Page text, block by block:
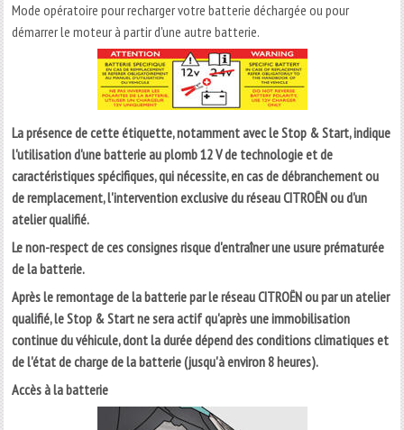
Mode opératoire pour recharger votre batterie déchargée ou pour
démarrer le moteur à partir d'une autre batterie.
La présence de cette étiquette, notamment avec le Stop & Start, indique
l'utilisation d'une batterie au plomb 12 V de technologie et de
caractéristiques spécifiques, qui nécessite, en cas de débranchement ou
de remplacement, l'intervention exclusive du réseau CITROËN ou d'un
atelier qualifié.
Le non-respect de ces consignes risque d'entraîner une usure prématurée
de la batterie.
Après le remontage de la batterie par le réseau CITROËN ou par un atelier
qualifié, le Stop & Start ne sera actif qu'après une immobilisation
continue du véhicule, dont la durée dépend des conditions climatiques et
de l'état de charge de la batterie (jusqu'à environ 8 heures).
Accès à la batterie